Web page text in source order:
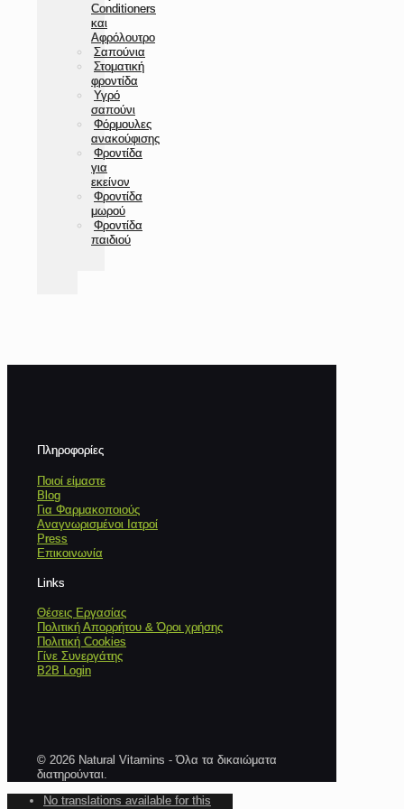
Conditioners
και
Αφρόλουτρο
Σαπούνια
Στοματική
φροντίδα
Υγρό
σαπούνι
Φόρμουλες
ανακούφισης
Φροντίδα
για
εκείνον
Φροντίδα
μωρού
Φροντίδα
παιδιού
Πληροφορίες
Ποιοί είμαστε
Blog
Για Φαρμακοποιούς
Αναγνωρισμένοι Ιατροί
Press
Επικοινωνία
Links
Θέσεις Εργασίας
Πολιτική Απορρήτου & Όροι χρήσης
Πολιτική Cookies
Γίνε Συνεργάτης
B2B Login
© 2026 Natural Vitamins - Όλα τα δικαιώματα
διατηρούνται.
No translations available for this